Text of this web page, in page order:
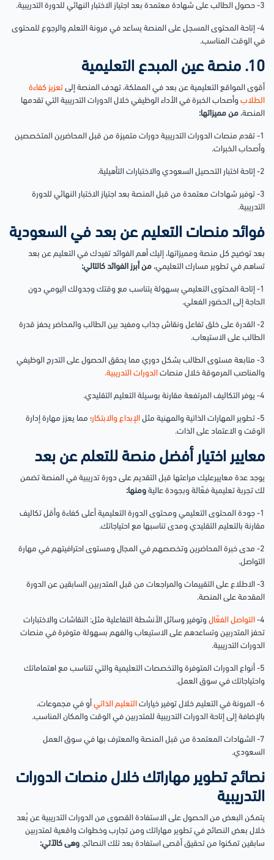
3- حصول الطالب على شهادة معتمدة بعد اجتياز الاختبار النهائي للدورة التدريبية.
4- إتاحة المحتوى المسجل على المنصة يساعد في مرونة التعلم والرجوع للمحتوى
في الوقت المناسب.
10. منصة عين المبدع التعليمية
أقوى المواقع التعليمية عن بعد في المملكة، تهدف المنصة إلى تعزيز كفاءة
الطلاب وأصحاب الخبرة في الأداء الوظيفي خلال الدورات التدريبية التي تقدمها
المنصة، من مميزاتها:
1- تقدم منصات الدورات التدريبية دورات متميزة من قبل المحاضرين المتخصصين
وأصحاب الخبرات.
2- إتاحة اختبار التحصيل السعودي والاختبارات التأهيلية.
3- توفير شهادات معتمدة من قبل المنصة بعد اجتياز الاختبار النهائي للدورة
التدريبية.
فوائد منصات التعليم عن بعد في السعودية
بعد توضيح كل منصة ومميزاتها، إليك أهم الفوائد تفيدك في التعليم عن بعد
تساهم في تطوير مسارك التعليمي، من أبرز الفوائد كالتالي:
1- إتاحة المحتوى التعليمي بسهولة يتناسب مع وقتك وجدولك اليومي دون
الحاجة إلى الحضور الفعلي.
2- القدرة على خلق تفاعل ونقاش جذاب ومفيد بين الطالب والمحاضر يحفز قدرة
الطالب على الاستيعاب.
3- متابعة مستوى الطالب بشكل دوري مما يحقق الحصول على التدرج الوظيفي
والمناصب المرموقة خلال منصات الدورات التدريبية.
4- يوفر التكاليف المرتفعة مقارنة بوسيلة التعليم التقليدي.
5- تطوير المهارات الذاتية والمهنية مثل الإبداع والابتكار؛ مما يعزز مهارة إدارة
الوقت و الاعتماد على الذات.
معايير اختيار أفضل منصة للتعلم عن بعد
يوجد عدة معاييرعليك مراعتها قبل التقديم على دورة تدريبية في المنصة تضمن
لك تجربة تعليمية فعّالة وبجودة عالية ومنها:
1- جودة المحتوى التعليمي ومحتوى الدورة التعليمية أعلى كفاءة وأقل تكاليف
مقارنة بالتعليم التقليدي ومدى تناسبها مع احتياجاتك.
2- مدى خبرة المحاضرين وتخصصهم في المجال ومستوى احترافيتهم في مهارة
التواصل.
3- الاطلاع على التقييمات والمراجعات من قبل المتدربين السابقين عن الدورة
المقدمة على المنصة.
4- التواصل الفعّال وتوفير وسائل الأنشطة التفاعلية مثل: النقاشات والاختبارات
تحفز المتدربين وتساعدهم على الاستيعاب والفهم بسهولة متوفرة في منصات
الدورات التدريبية.
5- أنواع الدورات المتوفرة والتخصصات التعليمية والتي تتناسب مع اهتماماتك
واحتياجاتك في سوق العمل.
6- المرونة في التعليم خلال توفير خيارات التعليم الذاتي أو في مجموعات،
بالإضافة إلى إتاحة الدورات التدريبية للمتدربين في الوقت والمكان المناسب.
7- الشهادات المعتمدة من قبل المنصة والمعترف بها في سوق العمل
السعودي.
نصائح تطوير مهاراتك خلال منصات الدورات
التدريبية
يتمكن البعض من الحصول على الاستفادة القصوى من الدورات التدريبية عن بُعد
خلال بعض النصائح في تطوير مهاراتك ومن تجارب وخطوات واقعية لمتدربين
سابقين تمكنوا من تحقيق أقصى استفادة بعد تلك النصائح. وهى كالآتي: